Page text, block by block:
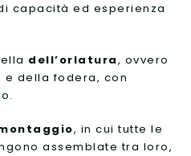
capacità ed esperienza
dell’orlatura, ovvero
della fodera, con
, in cui tutte le
assemblate tra loro,